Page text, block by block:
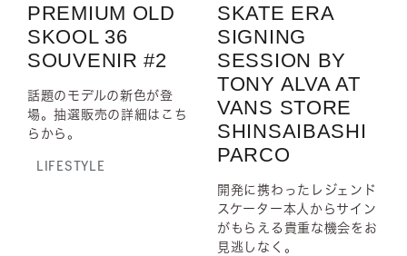
PREMIUM OLD
SKOOL 36
SOUVENIR #2
話題のモデルの新色が登
場。抽選販売の詳細はこち
らから。
LIFESTYLE
SKATE ERA
SIGNING
SESSION BY
TONY ALVA AT
VANS STORE
SHINSAIBASHI
PARCO
開発に携わったレジェンド
スケーター本人からサイン
がもらえる貴重な機会をお
見逃しなく。